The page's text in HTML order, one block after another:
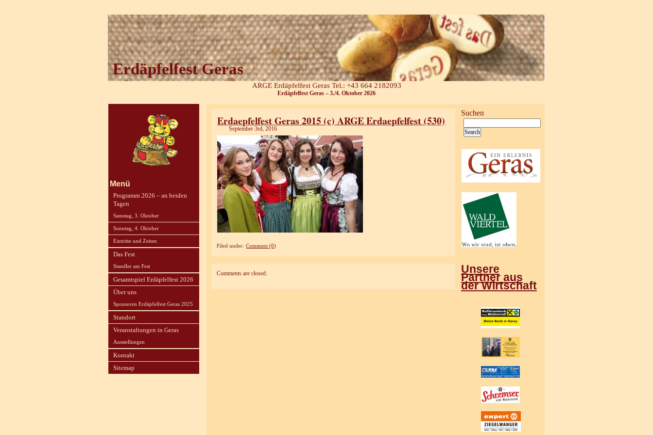
Erdäpfelfest Geras
ARGE Erdäpfelfest Geras Tel.: +43 664 2182093
Erdäpfelfest Geras – 3./4. Oktober 2026
Erdaepfelfest Geras 2015 (c) ARGE Erdaepfelfest (530)
September 3rd, 2016
Filed under: Comment (0)
Comments are closed.
Suchen
Unsere
Partner aus
der Wirtschaft
Menü
Programm 2026 – an beiden
Tagen
Samstag, 3. Oktober
Sonntag, 4. Oktober
Eintritte und Zeiten
Das Fest
Standler am Fest
Gesamtspiel Erdäpfelfest 2026
Über uns
Sponsoren Erdäpfelfest Geras 2025
Standort
Veranstaltungen in Geras
Ausstellungen
Kontakt
Sitemap